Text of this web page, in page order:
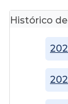
Histórico